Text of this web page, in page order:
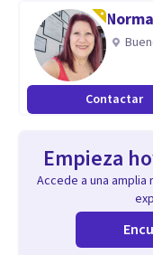
Contactar
Empieza
Accede a una